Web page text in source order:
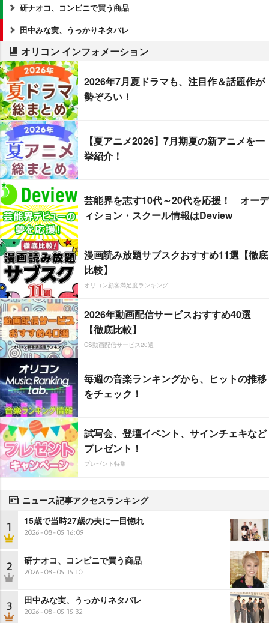
研ナオコ、コンビニで買う商品
田中みな実、うっかりネタバレ
オリコン インフォメーション
2026年7月夏ドラマも、注目作＆話題作が
勢ぞろい！
【夏アニメ2026】7月期夏の新アニメを一
挙紹介！
芸能界を志す10代～20代を応援！ オーデ
ィション・スクール情報はDeview
漫画読み放題サブスクおすすめ11選【徹底
比較】
オリコン顧客満足度ランキング
2026年動画配信サービスおすすめ40選
【徹底比較】
CS動画配信サービス20選
毎週の音楽ランキングから、ヒットの推移
をチェック！
試写会、登壇イベント、サインチェキなど
プレゼント！
プレゼント特集
ニュース記事アクセスランキング
1 15歳で当時27歳の夫に一目惚れ
2026-08-05 16:09
2 研ナオコ、コンビニで買う商品
2026-08-05 15:10
3 田中みな実、うっかりネタバレ
2026-08-05 15:32